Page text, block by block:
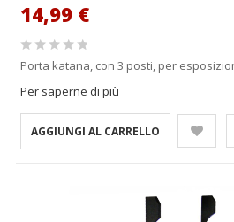
14,99 €
Porta katana, con 3 posti, per
Per saperne di più
AGGIUNGI AL CARRELLO